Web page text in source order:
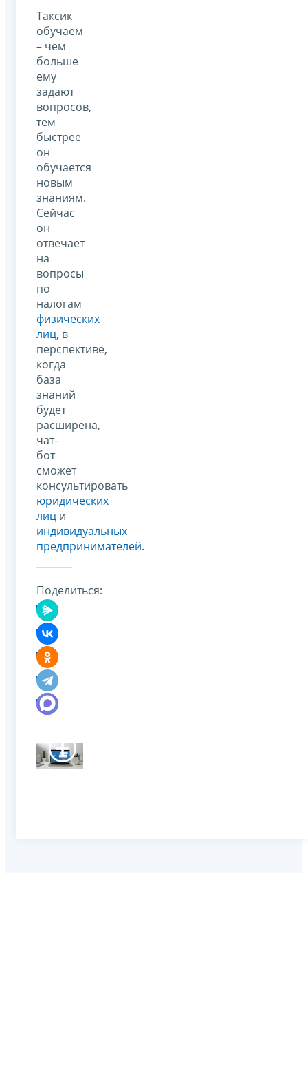
Таксик
обучаем
– чем
больше
ему
задают
вопросов,
тем
быстрее
он
обучается
новым
знаниям.
Сейчас
он
отвечает
на
вопросы
по
налогам
физических
лиц, в
перспективе,
когда
база
знаний
будет
расширена,
чат-
бот
сможет
консультировать
юридических
лиц и
индивидуальных
предпринимателей.
Поделиться: